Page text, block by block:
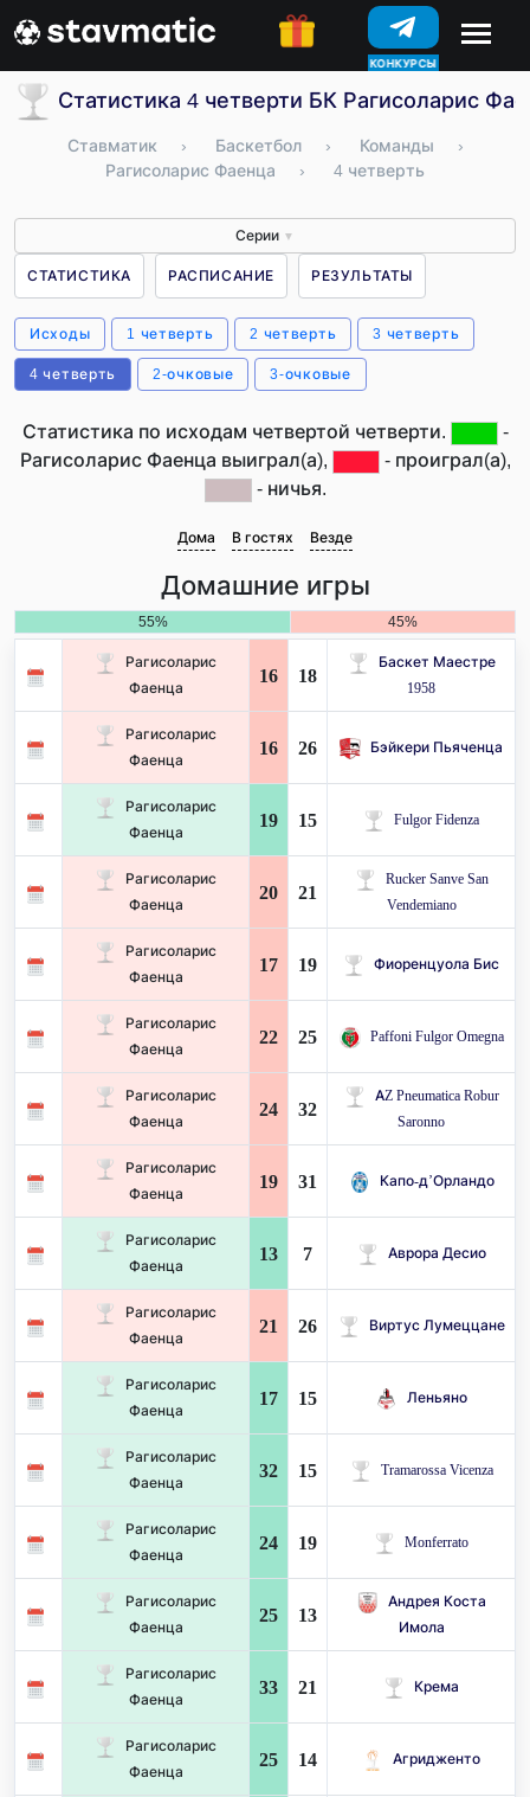
ПРОГНОЗЫ
Статистика 4 четверти БК Рагисоларис
Ставматик › Баскетбол › Команды
›
Рагисоларис Фаенца
› 4 четверть
Серии ▼
СТАТИСТИКА РАСПИСАНИЕ РЕЗУЛЬТАТЫ
Исходы 1 четверть 2 четверть 3 четверть
4 четверть 2-очковые 3-очковые
Статистика по исходам четвертой четверти.
-
Рагисоларис Фаенца выиграл(а),
- проиграл(а),
- ничья.
Дома В гостях Везде
Домашние игры
55% 45%
Рагисоларис
Фаенца
16 18
Баскет Маестре
1958
Рагисоларис
Фаенца
16 26 Бэйкери Пьяченца
Рагисоларис
Фаенца
19 15 Fulgor Fidenza
Рагисоларис
Фаенца
20 21
Rucker Sanve San
Vendemiano
Рагисоларис
Фаенца
17 19 Фиоренцуола Бис
Рагисоларис
Фаенца
22 25 Paffoni Fulgor Omegna
Рагисоларис
Фаенца
24 32
AZ Pneumatica Robur
Saronno
Рагисоларис
Фаенца
19 31 Капо-д’Орландо
Рагисоларис
Фаенца
13 7 Аврора Десио
Рагисоларис
Фаенца
21 26 Виртус Лумеццане
Рагисоларис
Фаенца
17 15 Леньяно
Рагисоларис
Фаенца
32 15 Tramarossa Vicenza
Рагисоларис
Фаенца
24 19 Monferrato
Рагисоларис
Фаенца
25 13
Андрея Коста
Имола
Рагисоларис
Фаенца
33 21 Крема
Рагисоларис
Фаенца
25 14 Агридженто